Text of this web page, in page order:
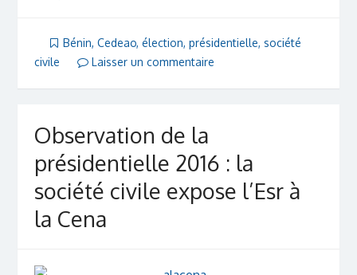
Bénin, Cedeao, élection, présidentielle, société
civile
Laisser un commentaire
Observation de la
présidentielle 2016 : la
société civile expose l’Esr à
la Cena